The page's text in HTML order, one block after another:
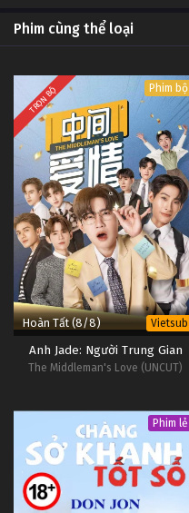
Phim cùng thể loại
TRỌN BỘ Phim bộ
Hoàn Tất (8/8) Vietsub
Anh Jade: Người Trung Gian
The Middleman's Love (UNCUT)
Phim lẻ